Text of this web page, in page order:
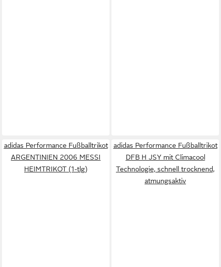
adidas Performance Fußballtrikot
ARGENTINIEN 2006 MESSI
HEIMTRIKOT (1-tlg)
adidas Performance Fußballtrikot
DFB H JSY mit Climacool
Technologie, schnell trocknend,
atmungsaktiv